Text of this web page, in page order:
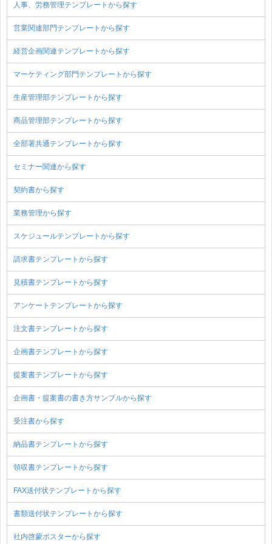
人事、労務管理テンプレートから探す
営業関連部門テンプレートから探す
経営企画関連テンプレートから探す
マーケティング部門テンプレートから探す
生産管理部テンプレートから探す
商品管理部テンプレートから探す
全部署共通テンプレートから探す
セミナー関連から探す
契約書から探す
業務管理から探す
スケジュールテンプレートから探す
請求書テンプレートから探す
見積書テンプレートから探す
アンケートテンプレートから探す
注文書テンプレートから探す
企画書テンプレートから探す
提案書テンプレートから探す
企画書・提案書の書き方サンプルから探す
受注書から探す
納品書テンプレートから探す
領収書テンプレートから探す
FAX送付状テンプレートから探す
書類送付状テンプレートから探す
社内啓蒙ポスターから探す